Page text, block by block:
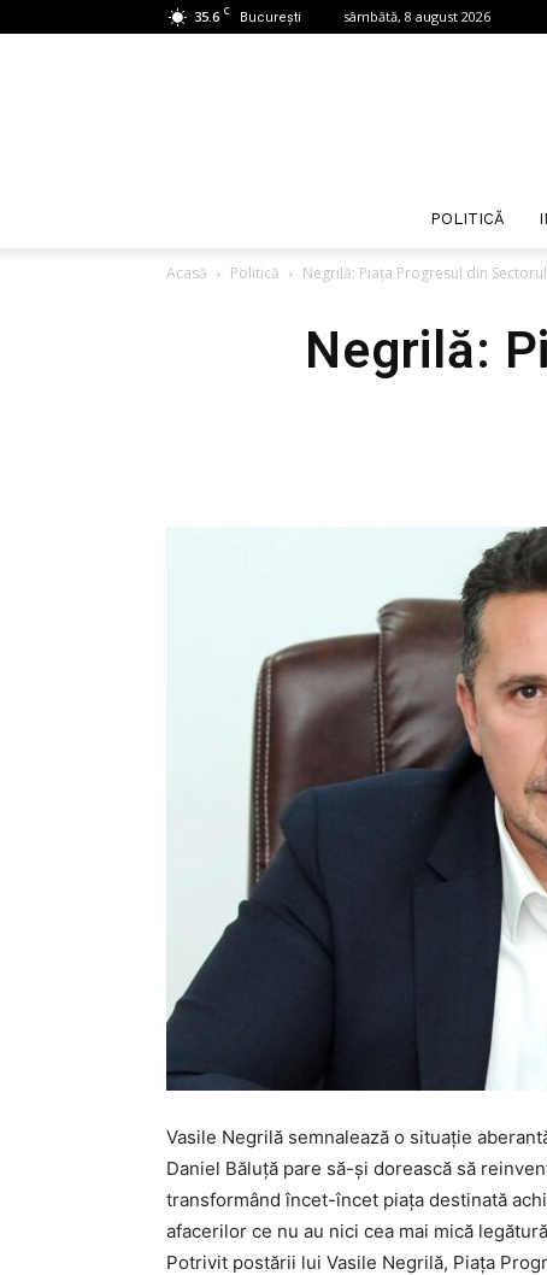
35.6 C București sâmbătă, 8 august 2026
POLITICĂ
Acasă Politică Negrilă: Piața Progresul din
Negrilă:
Vasile Negrilă semnalează o situație
Daniel Băluță pare să-și dorească să
transformând încet-încet piața destinată
afacerilor ce nu au nici cea mai mică
Potrivit postării lui Vasile Negrilă, Piața